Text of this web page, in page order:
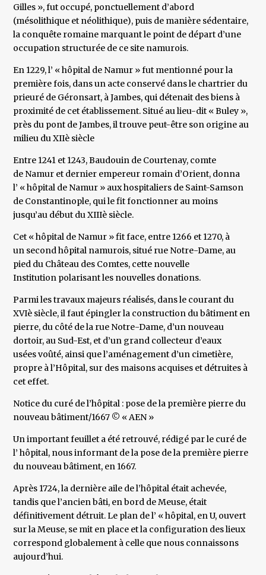
Gilles », fut occupé, ponctuellement d’abord
(mésolithique et néolithique), puis de manière sédentaire,
la conquête romaine marquant le point de départ d’une
occupation structurée de ce site namurois.
En 1229, l’ « hôpital de Namur » fut mentionné pour la
première fois, dans un acte conservé dans le chartrier du
prieuré de Géronsart, à Jambes, qui détenait des biens à
proximité de cet établissement. Situé au lieu-dit « Buley »,
près du pont de Jambes, il trouve peut-être son origine au
milieu du XIIè siècle
Entre 1241 et 1243, Baudouin de Courtenay, comte
de Namur et dernier empereur romain d’Orient, donna
l’ « hôpital de Namur » aux hospitaliers de Saint-Samson
de Constantinople, qui le fit fonctionner au moins
jusqu’au début du XIIIè siècle.
Cet « hôpital de Namur » fit face, entre 1266 et 1270, à
un second hôpital namurois, situé rue Notre-Dame, au
pied du Château des Comtes, cette nouvelle
Institution polarisant les nouvelles donations.
Parmi les travaux majeurs réalisés, dans le courant du
XVIè siècle, il faut épingler la construction du bâtiment en
pierre, du côté de la rue Notre-Dame, d’un nouveau
dortoir, au Sud-Est, et d’un grand collecteur d’eaux
usées voûté, ainsi que l’aménagement d’un cimetière,
propre à l’Hôpital, sur des maisons acquises et détruites à
cet effet.
Notice du curé de l’hôpital : pose de la première pierre du
nouveau bâtiment/1667 © « AEN »
Un important feuillet a été retrouvé, rédigé par le curé de
l’ hôpital, nous informant de la pose de la première pierre
du nouveau bâtiment, en 1667.
Après 1724, la dernière aile de l’hôpital était achevée,
tandis que l’ancien bâti, en bord de Meuse, était
définitivement détruit. Le plan de l’ « hôpital, en U, ouvert
sur la Meuse, se mit en place et la configuration des lieux
correspond globalement à celle que nous connaissons
aujourd’hui.